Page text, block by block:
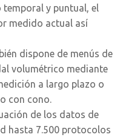
y puntual, el
medido actual así
dispone de menús de
volumétrico mediante
a largo plazo o
con cono.
de los datos de
hasta 7.500 protocolos